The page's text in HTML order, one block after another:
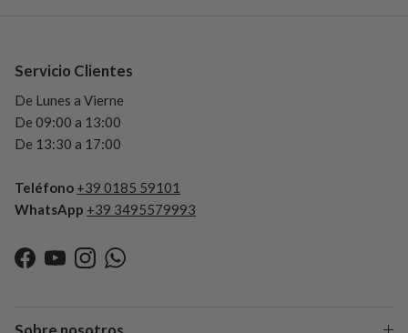
Servicio Clientes
De Lunes a Vierne
De 09:00 a 13:00
De 13:30 a 17:00
Teléfono +39 0185 59101
WhatsApp +39 3495579993
Facebook
YouTubeInstagramWhatsApp